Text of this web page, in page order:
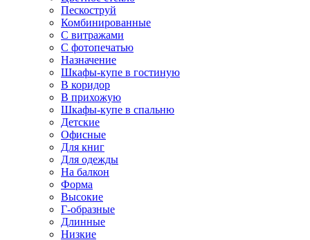
Пескоструй
Комбинированные
С витражами
С фотопечатью
Назначение
Шкафы-купе в гостиную
В коридор
В прихожую
Шкафы-купе в спальню
Детские
Офисные
Для книг
Для одежды
На балкон
Форма
Высокие
Г-образные
Длинные
Низкие